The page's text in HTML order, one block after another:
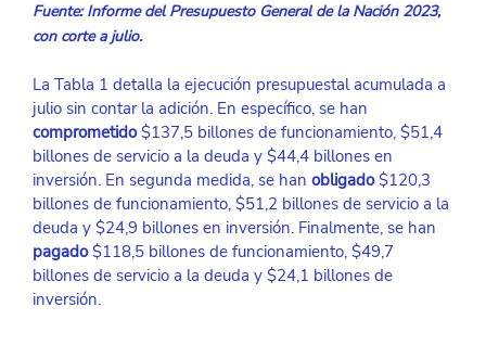
Fuente: Informe del Presupuesto General de la Nación 2023,
con corte a julio.
La Tabla 1 detalla la ejecución presupuestal acumulada a
julio sin contar la adición. En específico, se han
comprometido $137,5 billones de funcionamiento, $51,4
billones de servicio a la deuda y $44,4 billones en
inversión. En segunda medida, se han obligado $120,3
billones de funcionamiento, $51,2 billones de servicio a la
deuda y $24,9 billones en inversión. Finalmente, se han
pagado $118,5 billones de funcionamiento, $49,7
billones de servicio a la deuda y $24,1 billones de
inversión.